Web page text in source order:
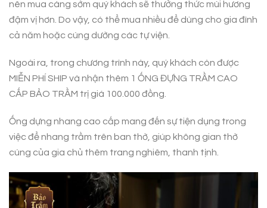
nên mua càng sớm quý khách sẽ thưởng thức mùi hương
đậm vị hơn. Do vậy, có thể mua nhiều để dùng cho gia đình
cả năm hoặc cúng dường các tự viện.
Ngoài ra, trong chương trình này, quý khách còn được
MIỄN PHÍ SHIP và nhận thêm 1 ỐNG ĐỰNG TRẦM CAO
CẤP BẢO TRẦM trị giá 100.000 đồng.
Ống dựng nhang cao cấp mang đến sự tiện dụng trong
việc để nhang trầm trên ban thờ, giúp không gian thờ
cúng của gia chủ thêm trang nghiêm, thanh tịnh.